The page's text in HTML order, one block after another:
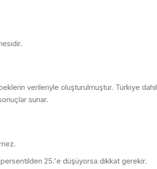
verileriyle oluşturulmuştur. Türkiye
sunar.
25.'e düşüyorsa dikkat gerekir.